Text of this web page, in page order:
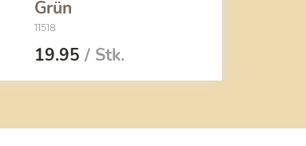
Grün
11518
19.95 / Stk.